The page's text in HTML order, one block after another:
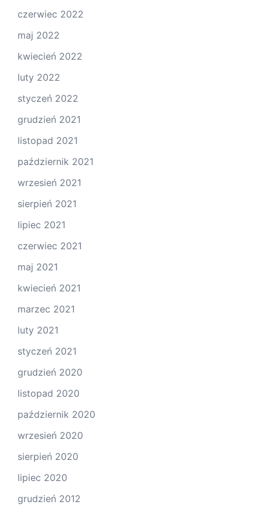
czerwiec 2022
maj 2022
kwiecień 2022
luty 2022
styczeń 2022
grudzień 2021
listopad 2021
październik 2021
wrzesień 2021
sierpień 2021
lipiec 2021
czerwiec 2021
maj 2021
kwiecień 2021
marzec 2021
luty 2021
styczeń 2021
grudzień 2020
listopad 2020
październik 2020
wrzesień 2020
sierpień 2020
lipiec 2020
grudzień 2012